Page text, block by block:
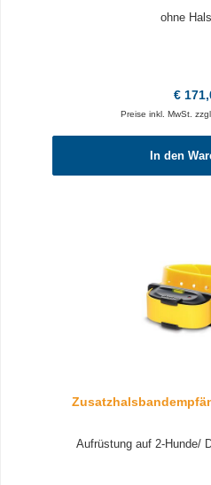
ohne
€
Preise inkl. MwSt.
In den
Aufrüstung auf 2-Hunde/